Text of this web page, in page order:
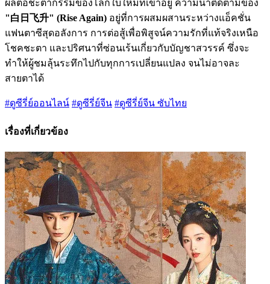
ผลต่อชะตากรรมของโลกใบใหม่ที่เขาอยู่ ความน่าติดตามของ
"白日飞升" (Rise Again) อยู่ที่การผสมผสานระหว่างแอ็คชั่น
แฟนตาซีสุดอลังการ การต่อสู้เพื่อพิสูจน์ความรักที่แท้จริงเหนือ
โชคชะตา และปริศนาที่ซ่อนเร้นเกี่ยวกับบัญชาสวรรค์ ซึ่งจะ
ทำให้ผู้ชมลุ้นระทึกไปกับทุกการเปลี่ยนแปลง จนไม่อาจละ
สายตาได้
#ดูซีรี่ย์ออนไลน์ #ดูซีรี่ย์จีน #ดูซีรี่ย์จีน ซับไทย
เรื่องที่เกี่ยวข้อง